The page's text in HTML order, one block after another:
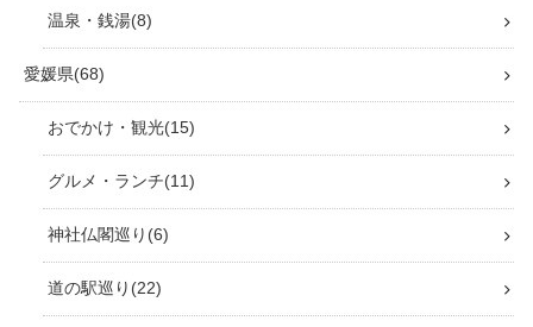
温泉・銭湯 8
愛媛県 68
おでかけ・観光 15
グルメ・ランチ 11
神社仏閣巡り 6
道の駅巡り 22